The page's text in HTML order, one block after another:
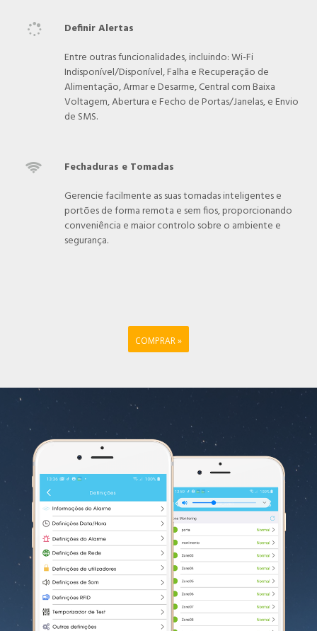

Definir Alertas
Entre outras funcionalidades, incluindo: Wi-Fi
Indisponível/Disponível, Falha e Recuperação de
Alimentação, Armar e Desarme, Central com Baixa
Voltagem, Abertura e Fecho de Portas/Janelas, e Envio
de SMS.

Fechaduras e Tomadas
Gerencie facilmente as suas tomadas inteligentes e
portões de forma remota e sem fios, proporcionando
conveniência e maior controlo sobre o ambiente e
segurança.
COMPRAR »